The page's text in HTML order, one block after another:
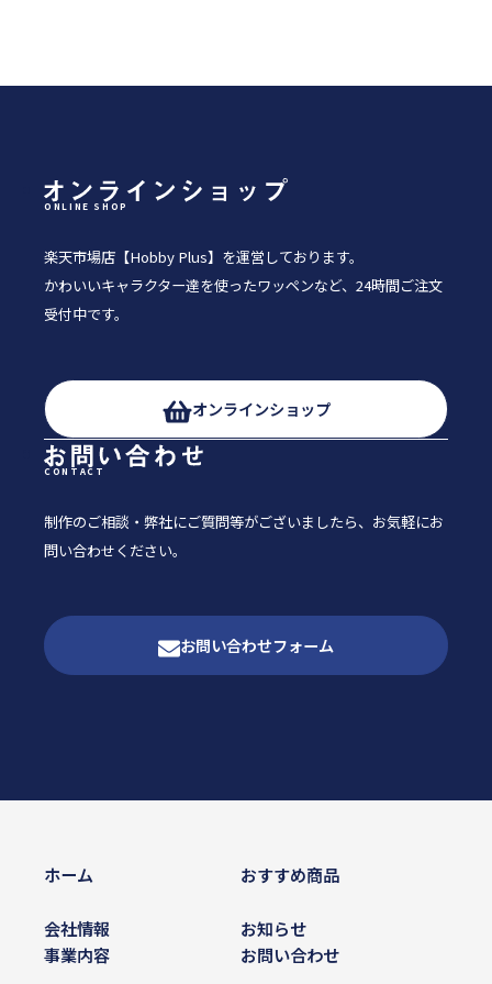
ONLINE SHOP
楽天市場店【Hobby Plus】を運営しております。
かわいいキャラクター達を使ったワッペンなど、24時間ご注文
受付中です。
オンラインショップ
CONTACT
制作のご相談・弊社にご質問等がございましたら、 お気軽にお
問い合わせください。
お問い合わせフォーム
ホーム
会社情報
事業内容
おすすめ商品
お知らせ
お問い合わせ